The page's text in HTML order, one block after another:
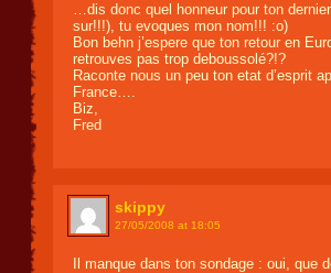
…dis donc quel honneur pour ton
sur!!!), tu evoques mon nom!!! :o)
Bon behn j’espere que ton retour en
retrouves pas trop deboussolé?!?
Raconte nous un peu ton etat d’esprit
France….
Biz,
Fred
skippy
27/05/2008 at 18:05
Il manque dans ton sondage : oui, que